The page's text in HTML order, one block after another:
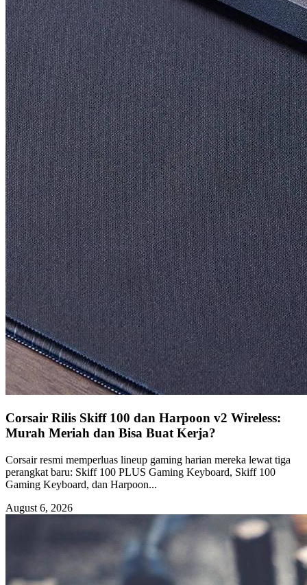
Corsair Rilis Skiff 100 dan Harpoon v2 Wireless:
Murah Meriah dan Bisa Buat Kerja?
Corsair resmi memperluas lineup gaming harian mereka lewat tiga
perangkat baru: Skiff 100 PLUS Gaming Keyboard, Skiff 100
Gaming Keyboard, dan Harpoon...
August 6, 2026